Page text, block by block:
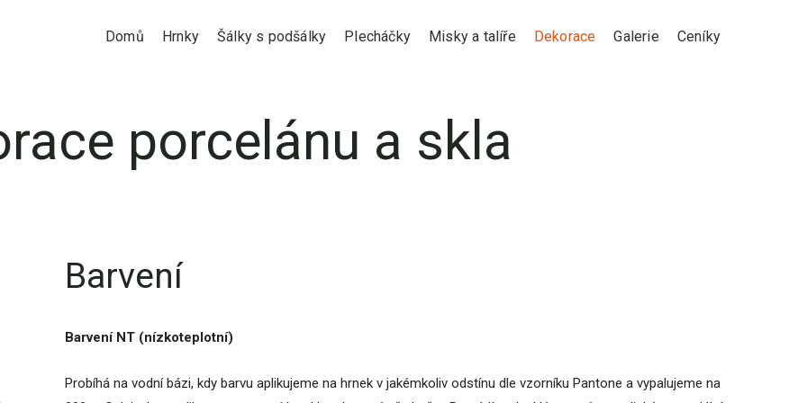
Domů Hrnky Šálky s podšálky Plecháčky Misky a talíře Dekorace Galerie Ceníky
porcelánu a skla
Barvení
Barvení NT (nízkoteplotní)
Probíhá na vodní bázi, kdy barvu aplikujeme na hrnek v jakémkoliv odstínu dle vzorníku Pantone a vypalujeme na